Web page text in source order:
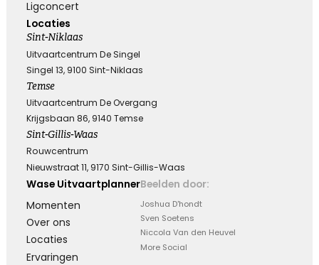
Ligconcert
Locaties
Sint-Niklaas
Uitvaartcentrum De Singel
Singel 13, 9100 Sint-Niklaas
Temse
Uitvaartcentrum De Overgang
Krijgsbaan 86, 9140 Temse
Sint-Gillis-Waas
Rouwcentrum
Nieuwstraat 11, 9170 Sint-Gillis-Waas
Wase Uitvaartplanner
Momenten
Over ons
Locaties
Ervaringen
Beelden door:
Joshua D'hondt
Sven Soetens
Niccola Van den Heuvel
More Social